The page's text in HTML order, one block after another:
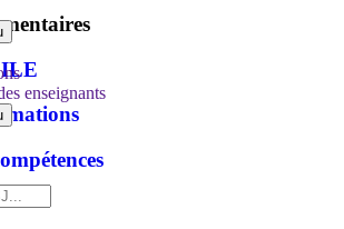
enseignants
ILE